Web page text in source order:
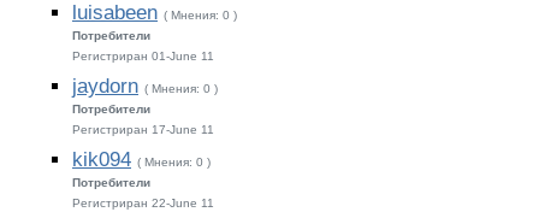
luisabeen ( Мнения: 0 )
Потребители
Регистриран 01-June 11
jaydorn ( Мнения: 0 )
Потребители
Регистриран 17-June 11
kik094 ( Мнения: 0 )
Потребители
Регистриран 22-June 11